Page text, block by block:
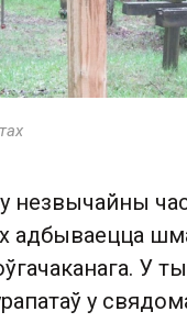
час,
адбываецца
У
у